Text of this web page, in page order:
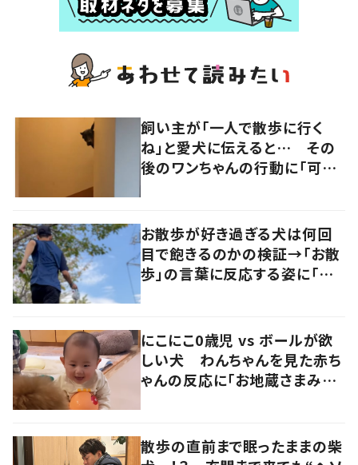
飼い主が「一人で散歩に行く
ね」と愛犬に伝えると… その
後のワンちゃんの行動に「可愛
お散歩が好き過ぎる犬は何回
目で飽きるのかの検証→「お散
歩」の言葉に反応する姿に「可
にこにこ0歳児 vs ボールが欲
しい犬 わんちゃんを見た赤ち
ゃんの反応に「お地蔵さまみた
散歩の直前まで眠ったままの柴